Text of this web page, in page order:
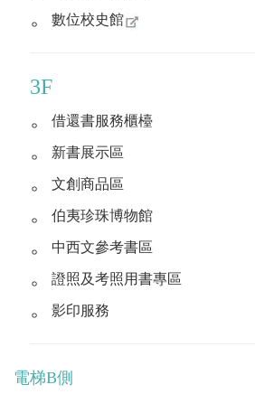
。 數位校史館
3F
。
借還書服務櫃檯
。 新書展示區
。 文創商品區
。 伯夷珍珠博物館
。 中西文參考書區
。 證照及考照用書專區
。 影印服務
電梯B側